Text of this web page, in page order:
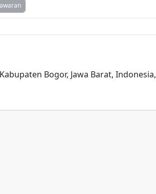
Bogor, Jawa Barat, Indonesia,